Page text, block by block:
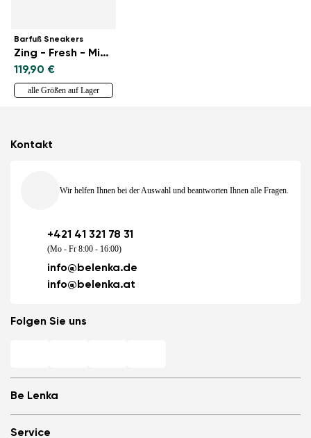
Barfuß Sneakers
Zing - Fresh - Midnight Blue
119,90 €
alle Größen auf Lager
Be Lenka
Service
Kontakt
Wir helfen Ihnen bei der Auswahl und beantworten Ihnen alle Fragen.
+421 41 321 78 31
(Mo - Fr 8:00 - 16:00)
info@belenka.de
info@belenka.at
Folgen Sie uns